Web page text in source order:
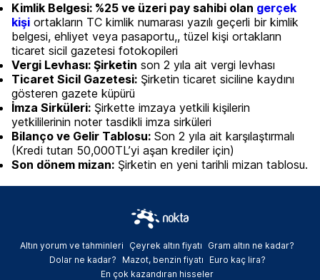
Kimlik Belgesi: %25 ve üzeri pay sahibi olan gerçek
kişi ortakların TC kimlik numarası yazılı geçerli bir kimlik
belgesi, ehliyet veya pasaportu,, tüzel kişi ortakların
ticaret sicil gazetesi fotokopileri
Vergi Levhası: Şirketin son 2 yıla ait vergi levhası
Ticaret Sicil Gazetesi: Şirketin ticaret siciline kaydını
gösteren gazete küpürü
İmza Sirküleri: Şirkette imzaya yetkili kişilerin
yetkililerinin noter tasdikli imza sirküleri
Bilanço ve Gelir Tablosu: Son 2 yıla ait karşılaştırmalı
(Kredi tutarı 50,000TL’yi aşan krediler için)
Son dönem mizan: Şirketin en yeni tarihli mizan tablosu.
Altın yorum ve tahminleri Çeyrek altın fiyatı
Gram altın ne kadar?
Dolar ne kadar?
Mazot, benzin fiyatı
Euro kaç lira?
En çok kazandıran hisseler